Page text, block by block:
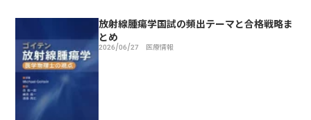
放射線腫瘍学国試の頻出テーマと合格戦略ま
とめ
2026/06/27 医療情報